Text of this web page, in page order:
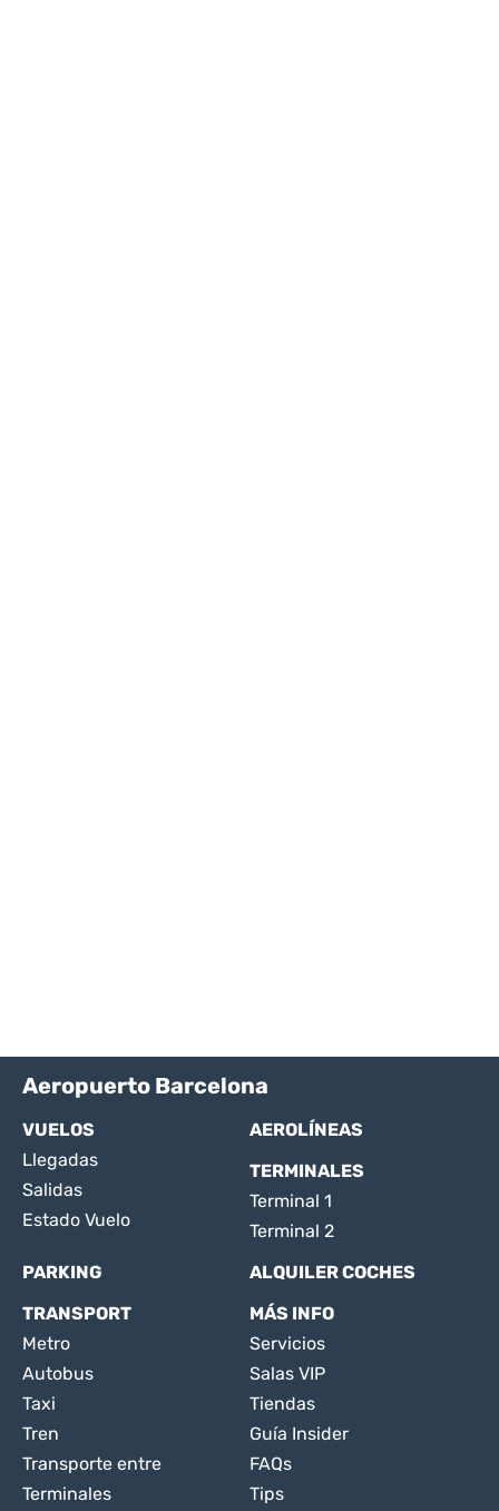
Aeropuerto Barcelona
VUELOS
Llegadas
Salidas
Estado Vuelo
AEROLÍNEAS
TERMINALES
Terminal 1
Terminal 2
PARKING
ALQUILER COCHES
TRANSPORT
Metro
Autobus
Taxi
Tren
Transporte entre
Terminales
MÁS INFO
Servicios
Salas VIP
Tiendas
Guía Insider
FAQs
Tips